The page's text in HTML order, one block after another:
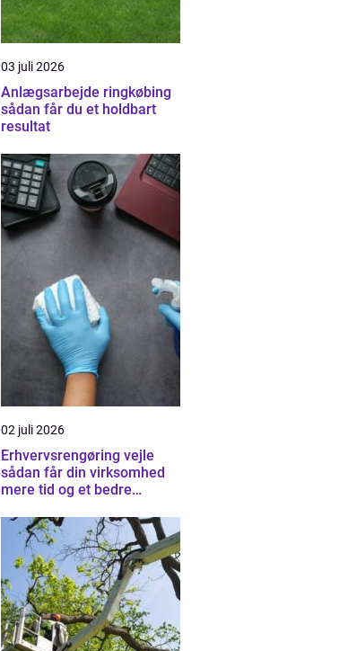
03 juli 2026
Anlægsarbejde ringkøbing
sådan får du et holdbart
resultat
02 juli 2026
Erhvervsrengøring vejle
sådan får din virksomhed
mere tid og et bedre